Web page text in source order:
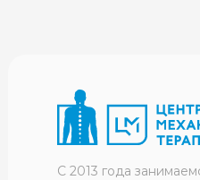
С 2013 года